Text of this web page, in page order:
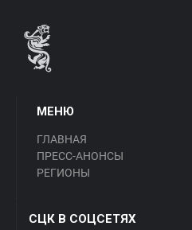
МЕНЮ
ГЛАВНАЯ
ПРЕСС-АНОНСЫ
РЕГИОНЫ
СЦК В СОЦСЕТЯХ